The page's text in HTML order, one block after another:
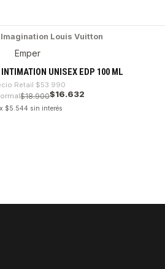
Imagination Louis Vuitton
Emper
UNISEX EDP 100 ML
Retail $53.990
$18.900$16.632
$5.544 sin interés